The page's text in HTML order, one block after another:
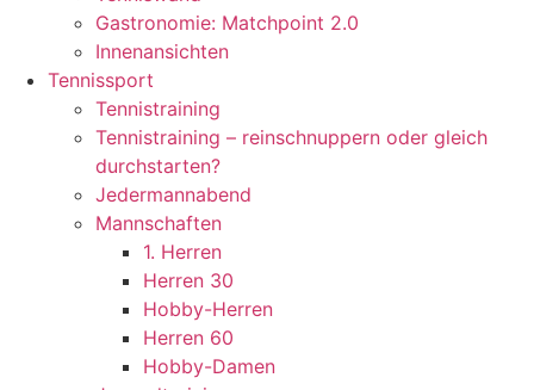
Gastronomie: Matchpoint 2.0
Innenansichten
Tennissport
Tennistraining
Tennistraining – reinschnuppern oder gleich
durchstarten?
Jedermannabend
Mannschaften
1. Herren
Herren 30
Hobby-Herren
Herren 60
Hobby-Damen